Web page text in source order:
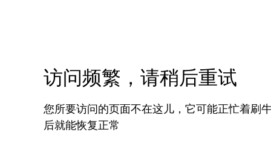
访问频繁，请稍后重试
您所要访问的页面不在这儿，它可能正忙着刷
后就能恢复正常